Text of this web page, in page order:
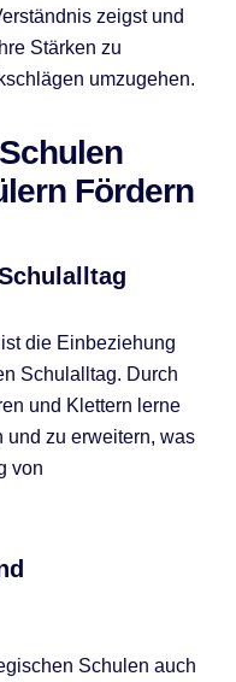
zeigst und
Stärken zu
umzugehen.
Fördern
die Einbeziehung
Schulalltag. Durch
und Klettern lerne
und zu erweitern, was
von
Schulen auch